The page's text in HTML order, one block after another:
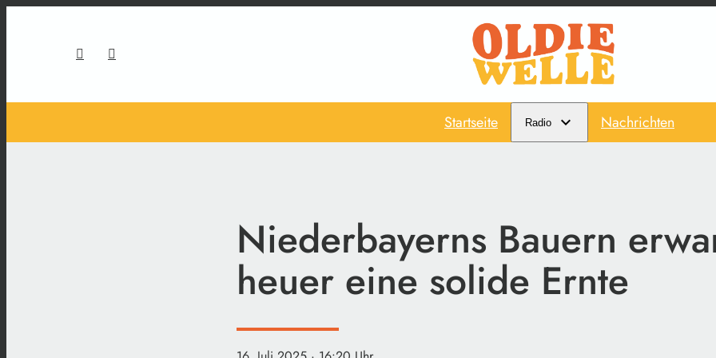
Startseite Radio Nachrichten
Niederbayerns Bauern
heuer eine solide Ernte